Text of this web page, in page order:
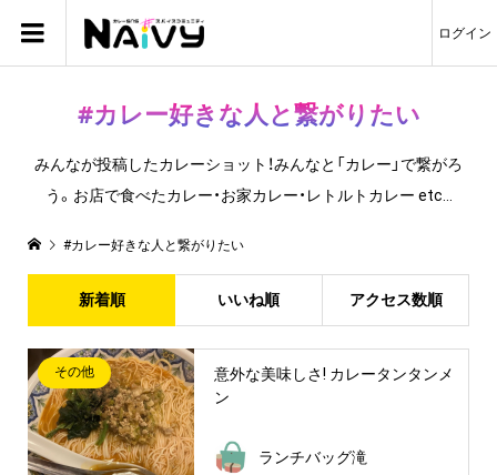
ログイン
#カレー好きな人と繋がりたい
みんなが投稿したカレーショット！みんなと「カレー」で繋がろ
う。お店で食べたカレー・お家カレー・レトルトカレー etc...
#カレー好きな人と繋がりたい
新着順 いいね順 アクセス数順
その他
意外な美味しさ! カレータンタンメ
ン
ランチバッグ滝